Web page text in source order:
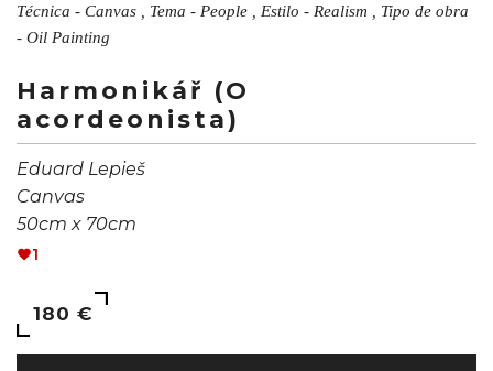
Técnica - Canvas , Tema - People , Estilo - Realism , Tipo de obra
- Oil Painting
Harmonikář (O
acordeonista)
Eduard Lepieš
Canvas
50cm x 70cm
1
180 €